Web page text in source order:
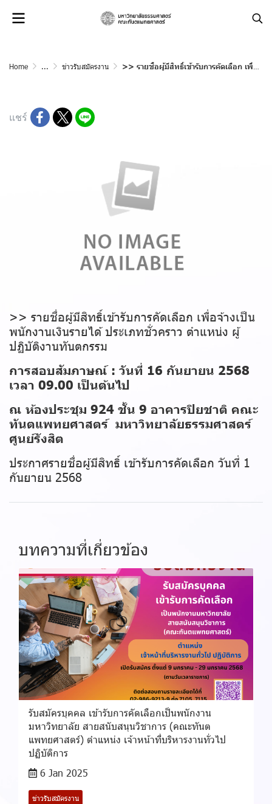
Home ... ข่าวรับสมัครงาน >> รายชื่อผู้มีสิทธิ์เข้ารับการคัดเลือก เพื่อจ้างเป็นพนักงานเงินรายได้ ประเภทชั่วคราว ตำแหน่ง ผู้ปฏิบัติงานทันตกรรม
แชร์
>> รายชื่อผู้มีสิทธิ์เข้ารับการคัดเลือก เพื่อจ้างเป็น
พนักงานเงินรายได้ ประเภทชั่วคราว ตำแหน่ง ผู้
ปฏิบัติงานทันตกรรม
การสอบสัมภาษณ์ : วันที่ 16 กันยายน 2568
เวลา 09.00 เป็นต้นไป
ณ ห้องประชุม 924 ชั้น 9 อาคารปิยชาติ คณะ
ทันตแพทยศาสตร์ มหาวิทยาลัยธรรมศาสตร์
ศูนย์รังสิต
ประกาศรายชื่อผู้มีสิทธิ์ เข้ารับการคัดเลือก วันที่ 1
กันยายน 2568
บทความที่เกี่ยวข้อง
รับสมัครบุคคล เข้ารับการคัดเลือกเป็นพนักงาน
มหาวิทยาลัย สายสนับสนุนวิชาการ (คณะทันต
แพทยศาสตร์) ตำแหน่ง เจ้าหน้าที่บริหารงานทั่วไป
ปฏิบัติการ
6 Jan 2025
ข่าวรับสมัครงาน